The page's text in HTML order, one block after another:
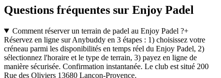
Questions fréquentes sur Enjoy Padel
Comment réserver un terrain de padel au Enjoy Padel ?+
Réservez en ligne sur Anybuddy en 3 étapes : 1) choisissez votre
créneau parmi les disponibilités en temps réel du Enjoy Padel, 2)
sélectionnez l'horaire et le type de terrain, 3) payez en ligne de
manière sécurisée. Confirmation instantanée. Le club est situé 200
Rue des Oliviers 13680 Lançon-Provence.